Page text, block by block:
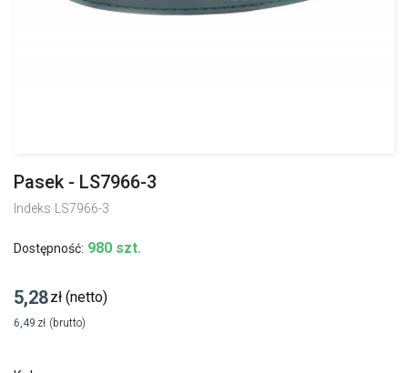
Pasek - LS7966-3
Indeks LS7966-3
Dostępność: 980 szt.
5,28zł (netto)
6,49 zł (brutto)